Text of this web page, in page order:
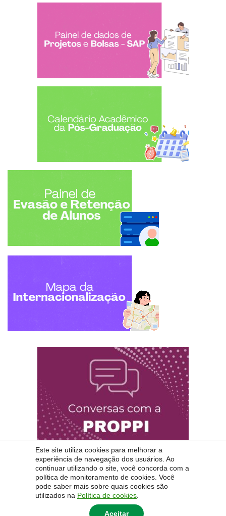
Este site utiliza cookies para melhorar a
experiência de navegação dos usuários. Ao
continuar utilizando o site, você concorda com a
política de monitoramento de cookies. Você
pode saber mais sobre quais cookies são
utilizados na Política de cookies
Aceitar